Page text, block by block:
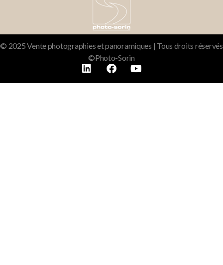
© 2025 Vente photographies et panoramiques | Tous droits réservés
©Photo-Sorin